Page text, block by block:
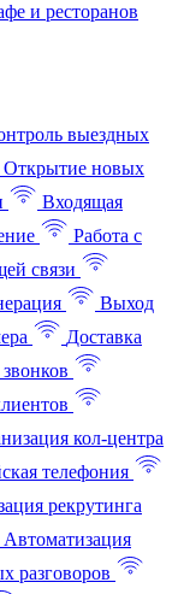
и ресторанов
выездных
Открытие новых
Входящая
Работа с
связи
Выход
Доставка
кол-центра
телефония
рекрутинга
Автоматизация
разговоров